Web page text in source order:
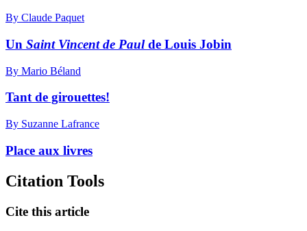
By Claude Paquet
Un Saint Vincent de Paulde Louis Jobin
By Mario Béland
Tant de girouettes!
By Suzanne Lafrance
Place aux livres
Citation Tools
Cite this article